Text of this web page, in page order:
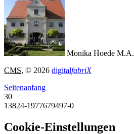
Monika Hoede M.A.
CMS, © 2026 digitalfabriX
Seitenanfang
30
13824-1977679497-0
Cookie-Einstellungen